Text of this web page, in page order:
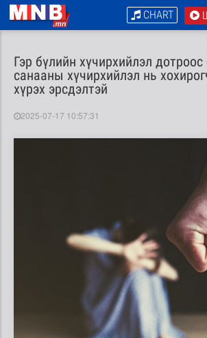
CHART
Гэр бүлийн хүчирхийлэл дотроос
санааны хүчирхийлэл нь
хүрэх эрсдэлтэй
2025-07-17 10:57:31